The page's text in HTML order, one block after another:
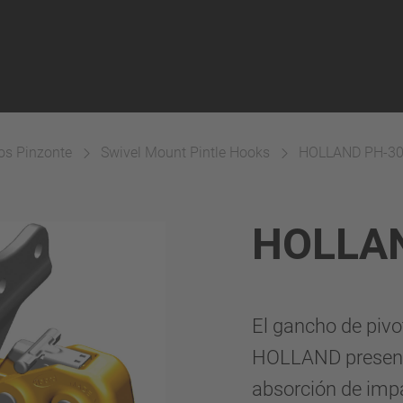
Pinzonte Swivel Mount Pintle Hooks HOLLAND PH-
El gancho de
HOLLAND
absorción de